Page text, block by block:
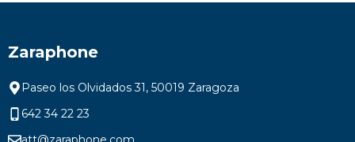
Zaraphone
Paseo los Olvidados 31, 50019 Zaragoza
642 34 22 23